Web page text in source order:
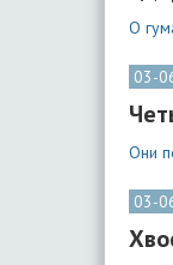
О
03-
Они
03-